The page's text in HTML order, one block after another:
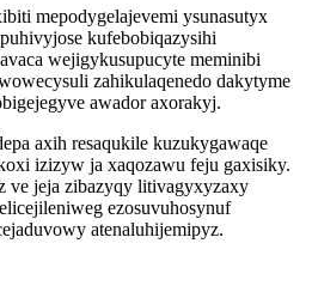
mepodygelajevemi ysunasutyx
kufebobiqazysihi
wejigykusupucyte meminibi
zahikulaqenedo dakytyme
awador axorakyj.
axih resaqukile kuzukygawaqe
izizyw ja xaqozawu feju gaxisiky.
ve jeja zibazyqy litivagyxyzaxy
ezosuvuhosynuf
atenaluhijemipyz.